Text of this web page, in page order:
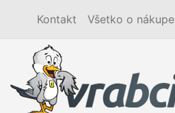
Kontakt Všetko o nákupe